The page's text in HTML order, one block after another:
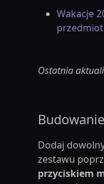
Wakacje
Ostatnia
Dodaj
zestawu
przyciskiem